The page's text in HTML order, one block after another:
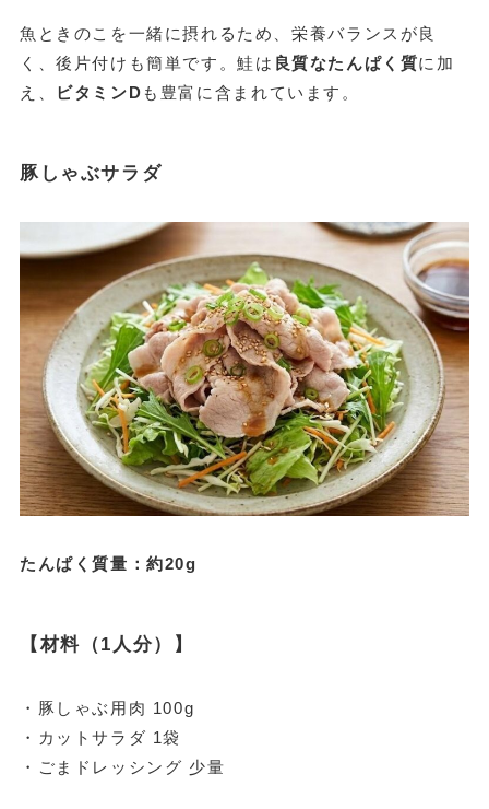
魚ときのこを一緒に摂れるため、栄養バランスが良
く、後片付けも簡単です。鮭は 良質なたんぱく質に加
え、
ビタミンD も豊富に含まれています。
豚しゃぶサラダ
たんぱく質量：約20g
【材料（1人分）】
・豚しゃぶ用肉 100g
・カットサラダ 1袋
・ごまドレッシング 少量